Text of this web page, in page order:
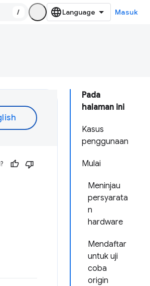
/ Masuk
Pada
halaman ini
Kasus
penggunaan
Mulai
Meninjau
persyarata
n
hardware
Mendaftar
untuk uji
coba
origin